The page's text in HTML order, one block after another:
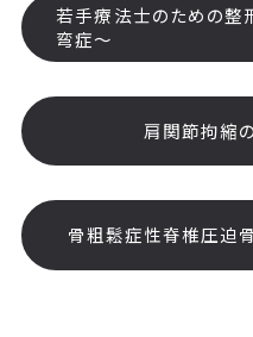
若手療法士のための整
弯症～
肩関節拘縮
骨粗鬆症性脊椎圧迫